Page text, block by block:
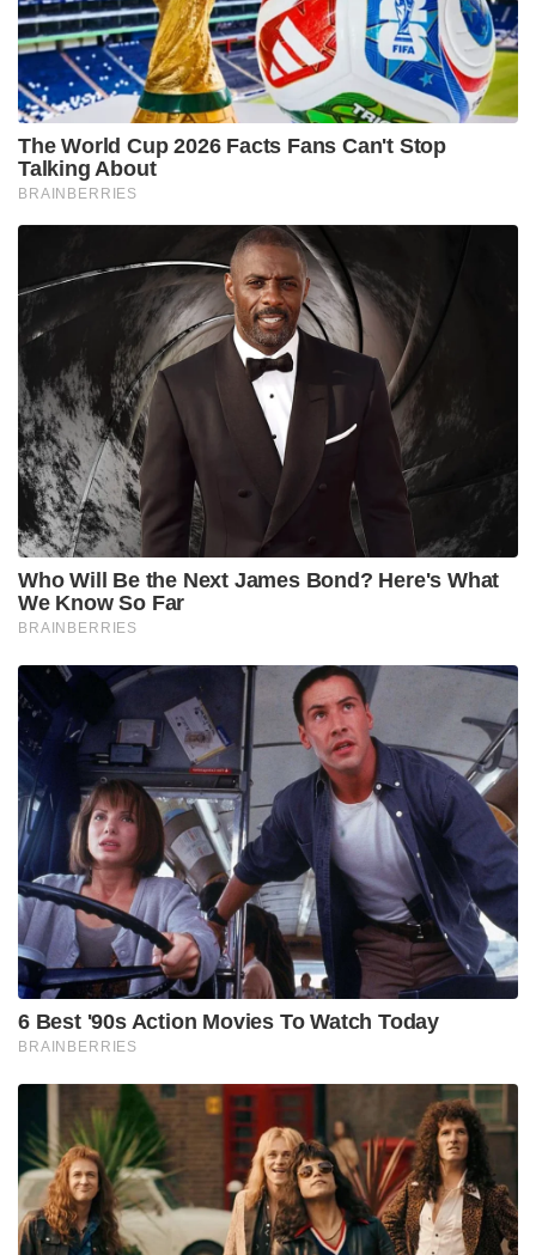
ബ്രഹ്മസമാജക്കാരനും ഒക്കെയായിരുന്ന നരേന്ദ്രനിൽ
നിന്ന് വിവേകാനന്ദനിലേക്കുള്ള പരിണാമത്തിന്റെ
അഞ്ചുകൊല്ലമായിരുന്നു. ജഗത്ദർശനത്തിന്റെ
മേളയിലേക്ക്, ഒരു ചിത്രശലഭമായി പരിണമിച്ച്
പറന്നുയരാനുള്ള, അവസാനം ഒറ്റയ്ക്ക്
പറന്നുപോകാനുള്ള ശക്തിലഭിയ്ക്കാനുള്ള
അഞ്ചുകൊല്ലമായിരുന്നു. ഗുരുവിനോ, തന്റെ
സിദ്ധികൾ പ്രകടിപ്പിക്കാൻ നിത്യസിദ്ധനായ
നാരായണൻ തന്നെ തിരികെയെത്തിയ അറിവും.
‘എന്റെ സിദ്ധികൾ ഞാൻ നിന്നിലൂടെ പ്രകടിപ്പിക്കും’
എന്ന് പലതവണ ഗുരുനാഥൻ പറഞ്ഞിട്ടുണ്ട്.
അടിമത്തത്തിന്റെ കൊടും ചുഴിയിലായിരുന്നു ഭാരതം.
മധ്യേഷ്യയിൽ നിന്നും മംഗോളിയയിൽ നിന്നുമെത്തിയ
ആക്രമണകാരികൾ മുതൽ യൂറോപ്യന്മാരുടേ വരെ
പാദസേവചെയ്ത് ശീലിച്ചുപോയ സമൂഹം. ഒറ്റയ്ക്കും
തെറ്റയ്ക്കും ഭഗവ നെഞ്ചോട് ചേർത്ത്
പുലിനഖങ്ങളുമായി അത്യുഗ്രവീര്യം
സടകുടഞ്ഞെഴുനേറ്റുവെങ്കിലും അതൊരൊറ്റയലയായി
ഒരുമിച്ച് കത്തിപ്പിടിക്കാത്ത മണ്ണായിരുന്നിത്. ഇതിനെ
വിളക്കിച്ചേർക്കാൻ വേണ്ടിയിരുന്നത് ഈ മണ്ണിന്റെ
രാമകൃഷ്ണദേവൻ പോയതിനുശേഷം
പരിവ്രാജകനായി ഹിമാലയസാനുക്കളിൽ മുതൽ
കന്യാകുമാരി വരെ നടന്നുനീങ്ങി.ഭാരതത്തിന്റെ
അടിമത്തത്തിന്റെ കാഴ്ചകളോടൊപ്പം
സഹജീവികളുടെ വേദനയും ജാതീയതയുടേ
നെരിപ്പോടുകളും നേരിട്ടുകണ്ടു വിവിദിഷാനന്ദൻ.
അങ്ങനെയായിരുന്നു നരേന്ദ്രൻ സ്വീകരിച്ചിരുന്ന
ആദ്യത്തെ സന്യാസനാമം.
ആദിശങ്കരൻ നടന്നളന്ന അതേ വഴികൾ… 1892
ഡിസംബർ 24നാണ് കന്യാകുമാരിയിലെത്തിയത്.
നീന്തിച്ചെന്ന് ഈ ഉപഭൂഖണ്ഡത്തിന്റെ അങ്ങേയറ്റത്തെ
എന്തുചെയ്യണം എന്ന് അദ്ദേഹത്തിനു
നിശ്ചയമില്ലായിരുന്നു. മൂന്നു ദിവസം അവിടെ
ധ്യാനനിഷ്ഠനായി തപസ്സുചെയ്തു.
പിന്നീട് സ്വാമി രാമകൃഷ്ണാനന്ദയ്ക്ക് എഴുതിയ ഒരു
കത്തിൽ അദ്ദേഹം ഇങ്ങനെയെഴുതി.